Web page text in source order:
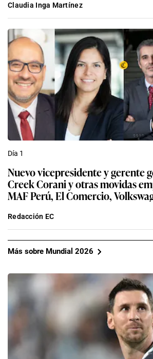
Claudia Inga Martínez
Día 1
Nuevo vicepresidente y gerente
Creek Corani y otras movidas
MAF Perú, El Comercio,
Redacción EC
Más sobre Mundial 2026